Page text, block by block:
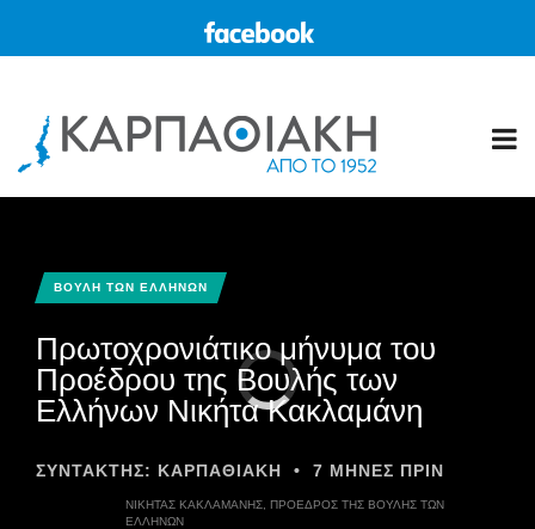
ΝΙΚΉΤΑΣ ΚΑΚΛΑΜΆΝΗΣ, ΠΡΌΕΔΡΟΣ ΤΗΣ ΒΟΥΛΉΣ ΤΩΝ
ΕΛΛΉΝΩΝ
ΒΟΥΛΗ ΤΩΝ ΕΛΛΗΝΩΝ
Πρωτοχρονιάτικο μήνυμα του
Προέδρου της Βουλής των
Ελλήνων Νικήτα Κακλαμάνη
ΣΥΝΤΆΚΤΗΣ: ΚΑΡΠΑΘΙΑΚΗ • 7 ΜΉΝΕΣ ΠΡΙΝ